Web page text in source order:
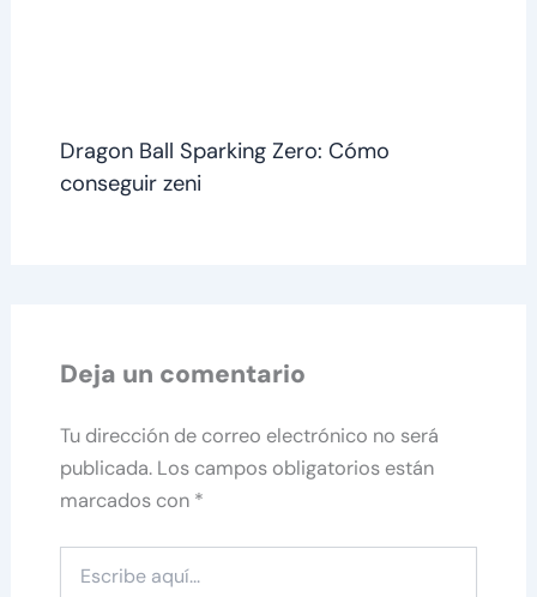
Dragon Ball Sparking Zero: Cómo
conseguir zeni
Deja un comentario
Tu dirección de correo electrónico no será
publicada. Los campos obligatorios están
marcados con *
aquí...